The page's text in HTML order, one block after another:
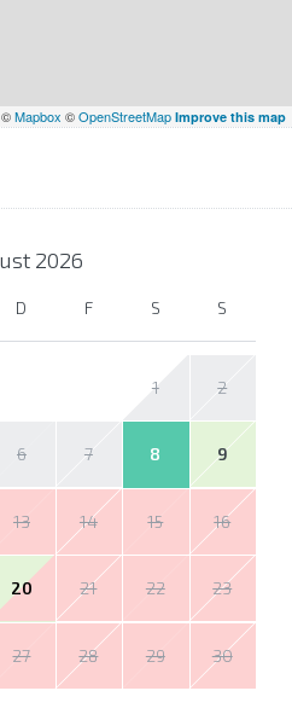
©Mapbox ©OpenStreetMap Improve this map
2026
D F S S
1 2
6 7 8 9
13 14 15 16
20 21 22 23
27 28 29 30